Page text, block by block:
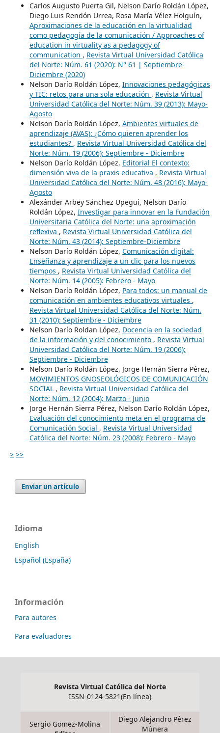
Carlos Augusto Puerta Gil, Nelson Darío Roldán López,
Diego Luis Rendón Urrea, Rosa María Vélez Holguín,
Aproximaciones de la educación en la virtualidad
como pedagogía de la comunicación / Approaches of
education in virtuality as a pedagogy of
communication , Revista Virtual Universidad Católica
del Norte: Núm. 61 (2020): N° 61 | Septiembre-
Diciembre (2020)
Nelson Darío Roldán López, Innovaciones pedagógicas
y TIC: retos para una sola educación , Revista Virtual
Universidad Católica del Norte: Núm. 39 (2013): Mayo-
Agosto
Nelson Darío Roldán López, Ambientes virtuales de
aprendizaje (AVAS): ¿Cómo quieren aprender los
estudiantes? , Revista Virtual Universidad Católica del
Norte: Núm. 19 (2006): Septiembre - Diciembre
Nelson Darío Roldán López, Editorial El contexto:
dimensión viva de la praxis educativa , Revista Virtual
Universidad Católica del Norte: Núm. 48 (2016): Mayo-
Agosto
Alexánder Arbey Sánchez Upegui, Nelson Darío
Roldán López, Investigar para innovar en la Fundación
Universitaria Católica del Norte: una aproximación
reflexiva , Revista Virtual Universidad Católica del
Norte: Núm. 43 (2014): Septiembre-Diciembre
Nelson Darío Roldán López, Comunicación digital:
Enseñanza y aprendizaje a un clic para los nuevos
tiempos , Revista Virtual Universidad Católica del
Norte: Núm. 14 (2005): Febrero - Mayo
Nelson Darío Roldán López, Para todos: un manual de
comunicación en ambientes educativos virtuales ,
Revista Virtual Universidad Católica del Norte: Núm.
31 (2010): Septiembre - Diciembre
Nelson Darío Roldan López, Docencia en la sociedad
de la información y del conocimiento , Revista Virtual
Universidad Católica del Norte: Núm. 19 (2006):
Septiembre - Diciembre
Nelson Darío Roldán López, Jorge Hernán Sierra Pérez,
MOVIMIENTOS GNOSEOLÓGICOS DE COMUNICACIÓN
SOCIAL , Revista Virtual Universidad Católica del
Norte: Núm. 12 (2004): Marzo - Junio
Jorge Hernán Sierra Pérez, Nelson Darío Roldán López,
Evaluación del conocimiento meta en el programa de
Comunicación Social , Revista Virtual Universidad
Católica del Norte: Núm. 23 (2008): Febrero - Mayo
> >>
Enviar un artículo
Idioma
English
Español (España)
Información
Para autores
Para evaluadores
Revista Virtual Católica del Norte
ISSN-0124-5821(En línea)
Sergio Gomez-Molina
Diego Alejandro Pérez
Múnera